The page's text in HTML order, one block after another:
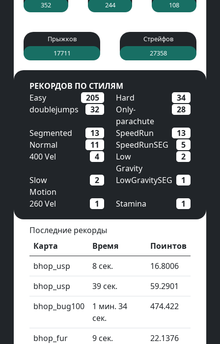
352
244
108
Прыжков
17711
Стрейфов
27358
РЕКОРДОВ ПО СТИЛЯМ
Easy
205 Hard
34
doublejumps
32
Only-
parachute
28
Segmented 13 SpeedRun
13
Normal
11 SpeedRunSEG
5
400 Vel
4
Low
Gravity
2
Slow
Motion
2 LowGravitySEG 1
260 Vel 1 Stamina 1
Последние рекорды
Карта
Время
Поинтов
bhop_usp
8 сек.
16.8006
bhop_usp
39 сек.
59.2901
bhop_bug100
1 мин. 34
сек.
474.422
bhop_fur 9 сек. 22.1376